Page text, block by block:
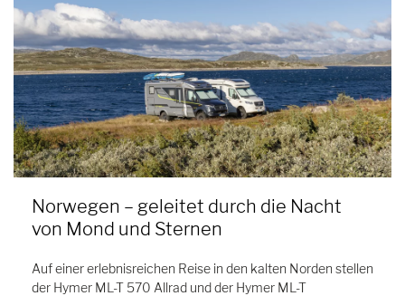
Norwegen – geleitet durch die Nacht
von Mond und Sternen
Auf einer erlebnisreichen Reise in den kalten Norden stellen
der Hymer ML-T 570 Allrad und der Hymer ML-T